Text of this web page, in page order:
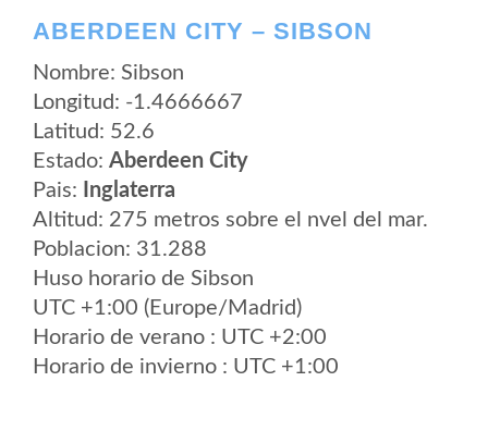
ABERDEEN CITY – SIBSON
Nombre: Sibson
Longitud: -1.4666667
Latitud: 52.6
Estado: Aberdeen City
Pais:
Inglaterra
Altitud: 275 metros sobre el nvel del mar.
Poblacion: 31.288
Huso horario de Sibson
UTC +1:00 (Europe/Madrid)
Horario de verano : UTC +2:00
Horario de invierno : UTC +1:00